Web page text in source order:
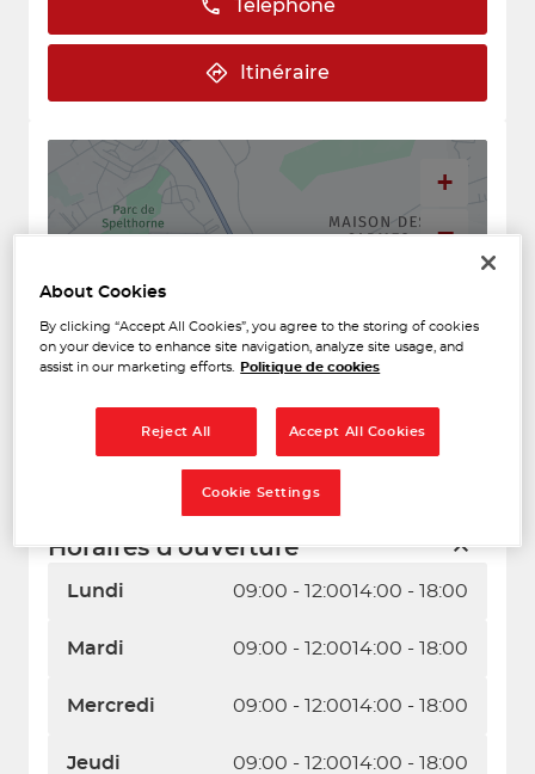
Téléphone
Itinéraire
Horaires d'ouverture
Lundi 09:00 - 12:0014:00 - 18:00
Mardi 09:00 - 12:0014:00 - 18:00
Mercredi 09:00 - 12:0014:00 - 18:00
Jeudi 09:00 - 12:0014:00 - 18:00
+
−
Naviguer
About Cookies
By clicking “Accept All Cookies”, you agree to the storing of cookies
on your device to enhance site navigation, analyze site usage, and
assist in our marketing efforts.
Politique de cookies
Reject All Accept All Cookies
Cookie Settings